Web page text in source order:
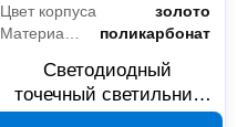
Цвет корпуса
золото
Материал плафона
поликарбонат
Светодиодный
точечный светильник